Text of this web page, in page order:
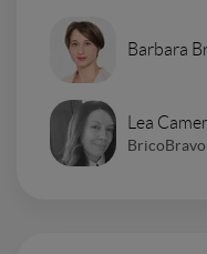
Barbara
Lea
BricoBravo